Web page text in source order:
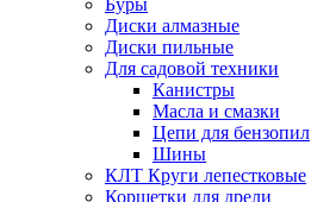
Буры
Диски алмазные
Диски пильные
Для садовой техники
Канистры
Масла и смазки
Цепи для бензопил
Шины
КЛТ Круги лепестковые
Корщетки для дрели